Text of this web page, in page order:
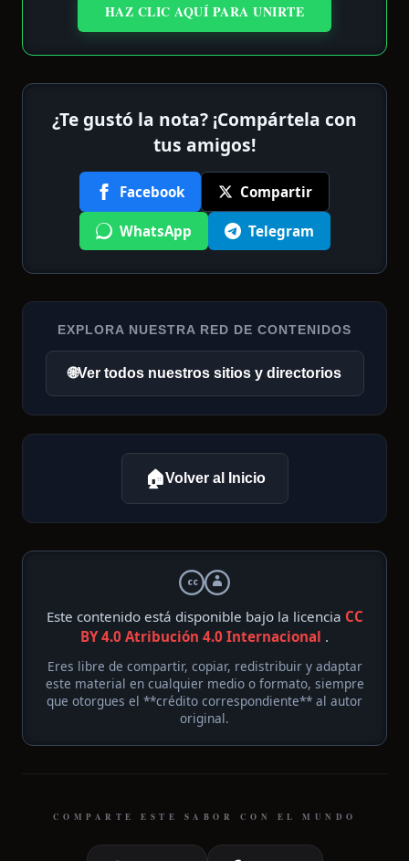
HAZ CLIC AQUÍ PARA UNIRTE
¿Te gustó la nota? ¡Compártela con
tus amigos!
Facebook Compartir
WhatsApp Telegram
EXPLORA NUESTRA RED DE CONTENIDOS
🌐Ver todos nuestros sitios y directorios
🏠Volver al Inicio
Este contenido está disponible bajo la licencia CC
BY 4.0 Atribución 4.0 Internacional .
Eres libre de compartir, copiar, redistribuir y adaptar
este material en cualquier medio o formato, siempre
que otorgues el **crédito correspondiente** al autor
original.
COMPARTE ESTE SABOR CON EL MUNDO